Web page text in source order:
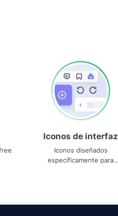
Iconos de interfaz
Iconos diseñados
específicamente para